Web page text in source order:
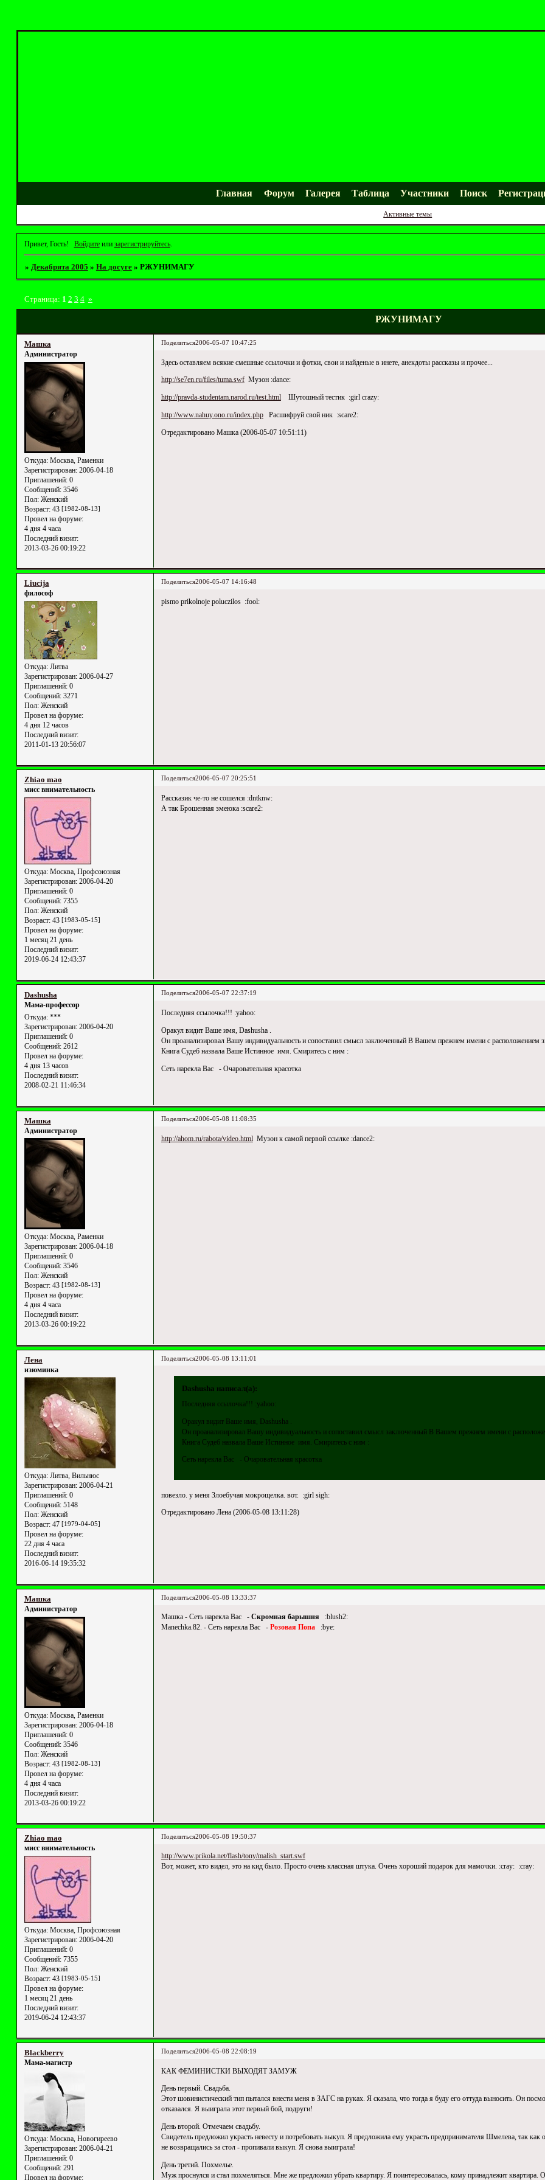
Главная Форум Галерея Таблица Участники Поиск
Активные темы
Привет, Гость! Войдитеили зарегистрируйтесь.
» Декабрята 2005 » На досуге » РЖУНИМАГУ
РЖУНИМАГУ
Страница: 1 2 3 4 »
Поделиться2006-05-07 10:47:25
Машка
Администратор
Откуда:Москва, Раменки
Зарегистрирован: 2006-04-18
Приглашений:0
Сообщений:3546
Пол:Женский
Возраст:43 [1982-08-13]
Провел на форуме:
4 дня 4 часа
Последний визит:
2013-03-26 00:19:22
Здесь оставляем всякие смешные ссылочки и фотки, свои и найденые в инете, анекдоты рассказы и прочее...
http://se7en.ru/files/tuma.swfМузон :dance:
http://pravda-studentam.narod.ru/test.htmlШутошный тестик :girl crazy:
http://www.nahuy.ono.ru/index.phpРасшифруй свой ник :scare2:
Отредактировано Машка (2006-05-07 10:51:11)
Поделиться2006-05-07 14:16:48
Liucija
философ
Откуда:Литва
Зарегистрирован: 2006-04-27
Приглашений:0
Сообщений:3271
Пол:Женский
Провел на форуме:
4 дня 12 часов
Последний визит:
2011-01-13 20:56:07
pismo prikolnoje poluczilos :fool:
Поделиться2006-05-07 20:25:51
Zhiao mao
мисс внимательность
Откуда:Москва, Профсоюзная
Зарегистрирован: 2006-04-20
Приглашений:0
Сообщений:7355
Пол:Женский
Возраст:43 [1983-05-15]
Провел на форуме:
1 месяц 21 день
Последний визит:
2019-06-24 12:43:37
Рассказик че-то не сошелся :dntknw:
А так Брошенная змеюка :scare2:
Поделиться2006-05-07 22:37:19
Dashusha
Мама-профессор
Откуда:***
Зарегистрирован: 2006-04-20
Приглашений:0
Сообщений:2612
Провел на форуме:
4 дня 13 часов
Последний визит:
2008-02-21 11:46:34
Последняя ссылочка!!! :yahoo:
Оракул видит Ваше имя, Dashusha .
Он проанализировал Вашу индивидуальность и сопоставил смысл заключенный В Вашем прежнем имени с расположением
Книга Судеб назвала Ваше Истинное имя. Смиритесь с ним :
Сеть нарекла Вас - Очаровательная красотка
Поделиться2006-05-08 11:08:35
Машка
Администратор
Откуда:Москва, Раменки
Зарегистрирован: 2006-04-18
Приглашений:0
Сообщений:3546
Пол:Женский
Возраст:43 [1982-08-13]
Провел на форуме:
4 дня 4 часа
Последний визит:
2013-03-26 00:19:22
http://ahom.ru/rabota/video.htmlМузон к самой первой ссылке :dance2:
Поделиться2006-05-08 13:11:01
Лена
изюминка
Откуда:Литва, Вильнюс
Зарегистрирован: 2006-04-21
Приглашений:0
Сообщений:5148
Пол:Женский
Возраст:47 [1979-04-05]
Провел на форуме:
22 дня 4 часа
Последний визит:
2016-06-14 19:35:32
Dashusha написал(а):
Последняя ссылочка!!! :yahoo:
Оракул видит Ваше имя, Dashusha .
Он проанализировал Вашу индивидуальность и сопоставил смысл заключенный В Вашем прежнем имени с
Книга Судеб назвала Ваше Истинное имя. Смиритесь с ним :
Сеть нарекла Вас - Очаровательная красотка
повезло. у меня Злоебучая мокрощелка. вот. :girl sigh:
Отредактировано Лена (2006-05-08 13:11:28)
Поделиться2006-05-08 13:33:37
Машка
Администратор
Откуда:Москва, Раменки
Зарегистрирован: 2006-04-18
Приглашений:0
Сообщений:3546
Пол:Женский
Возраст:43 [1982-08-13]
Провел на форуме:
4 дня 4 часа
Последний визит:
2013-03-26 00:19:22
Машка - Сеть нарекла Вас - Скромная барышня
:blush2:
Manechka.82. - Сеть нарекла Вас - Розовая Попа :bye:
Поделиться2006-05-08 19:50:37
Zhiao mao
мисс внимательность
Откуда:Москва, Профсоюзная
Зарегистрирован: 2006-04-20
Приглашений:0
Сообщений:7355
Пол:Женский
Возраст:43 [1983-05-15]
Провел на форуме:
1 месяц 21 день
Последний визит:
2019-06-24 12:43:37
http://www.prikola.net/flash/tony/malish_start.swf
Вот, может, кто видел, это на кид было. Просто очень классная штука. Очень хороший подарок для мамочки. :cray: :cray:
Поделиться2006-05-08 22:08:19
Blackberry
Мама-магистр
Откуда:Москва, Новогиреево
Зарегистрирован: 2006-04-21
Приглашений:0
Сообщений:291
Провел на форуме:
КАК ФЕМИНИСТКИ ВЫХОДЯТ ЗАМУЖ
День первый. Свадьба.
Этот шовинистический тип пытался внести меня в ЗАГС на руках. Я сказала, что тогда я буду его оттуда выносить. Он
отказался. Я выиграла этот первый бой, подруги!
День второй. Отмечаем свадьбу.
Свидетель предложил украсть невесту и потребовать выкуп. Я предложила ему украсть предпринимателя Шмелева, так
не возвращались за стол - пропивали выкуп. Я снова выиграла!
День третий. Похмелье.
Муж проснулся и стал похмеляться. Мне же предложил убрать квартиру. Я поинтересовалась, кому принадлежит квартира.